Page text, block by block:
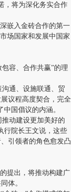
，将为深化务实合作
嵌入金砖合作的第一
场国家和发展中国家
容、合作共赢”的理
通、设施联通、贸
议程高度契合，完全
国倡议的内涵。
动建设更加美好的
行院长王文说，这些
引领者的角色愈发凸
提出，将推动构建广
体。